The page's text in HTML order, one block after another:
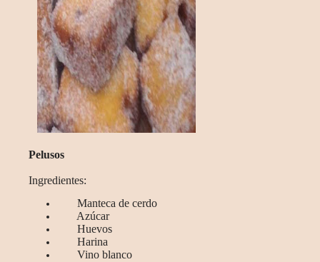
Pelusos
Ingredientes:
Manteca de cerdo
Azúcar
Huevos
Harina
Vino blanco